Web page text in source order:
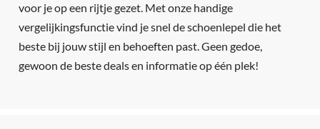
voor je op een rijtje gezet. Met onze handige
vergelijkingsfunctie vind je snel de schoenlepel die het
beste bij jouw stijl en behoeften past. Geen gedoe,
gewoon de beste deals en informatie op één plek!